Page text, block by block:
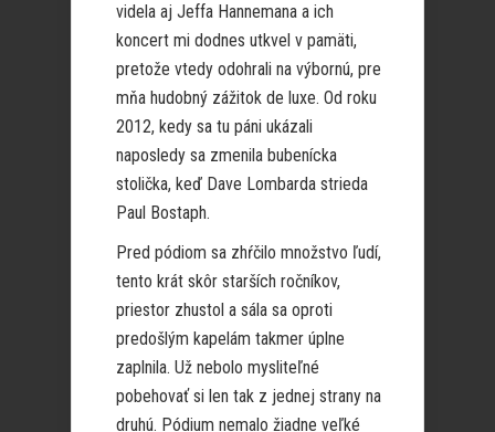
videla aj Jeffa Hannemana a ich
koncert mi dodnes utkvel v pamäti,
pretože vtedy odohrali na výbornú, pre
mňa hudobný zážitok de luxe. Od roku
2012, kedy sa tu páni ukázali
naposledy sa zmenila bubenícka
stolička, keď Dave Lombarda strieda
Paul Bostaph.
Pred pódiom sa zhŕčilo množstvo ľudí,
tento krát skôr starších ročníkov,
priestor zhustol a sála sa oproti
predošlým kapelám takmer úplne
zaplnila. Už nebolo mysliteľné
pobehovať si len tak z jednej strany na
druhú. Pódium nemalo žiadne veľké